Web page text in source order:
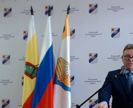
Перейти к основному содержанию